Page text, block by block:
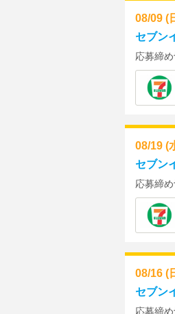
08/09 (
セブン
応募締め
08/19 (
セブン
応募締め
08/16 (
セブン
応募締め